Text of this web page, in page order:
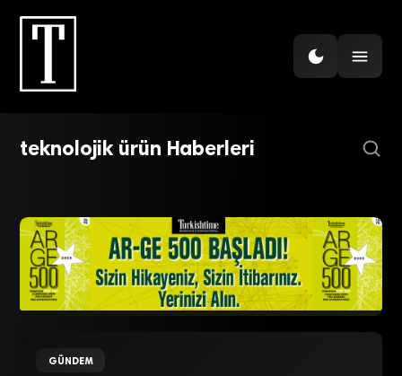
teknolojik ürün Haberleri
Teknoloji ihracatının
3D’yi paraya çeviren Türkler
GÜNDEM